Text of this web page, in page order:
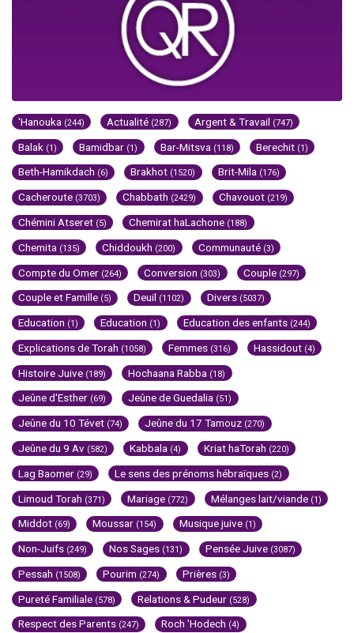
'Hanouka (244) Actualité (287) Argent & Travail (747)
Balak (1) Bamidbar (1) Bar-Mitsva (118) Berechit (1)
Beth-Hamikdach (6) Brakhot (1520) Brit-Mila (176)
Cacheroute (3703) Chabbath (2429) Chavouot (219)
Chémini Atseret (5) Chemirat haLachone (188)
Chemita (135) Chiddoukh (200) Communauté (3)
Compte du Omer (264) Conversion (303) Couple (297)
Couple et Famille (5) Deuil (1102) Divers (5037)
Education (1) Education (1) Education des enfants (244)
Explications de Torah (1058) Femmes (316) Hassidout (4)
Histoire Juive (189) Hochaana Rabba (18)
Jeûne d'Esther (69) Jeûne de Guedalia (51)
Jeûne du 10 Tévet (74) Jeûne du 17 Tamouz (270)
Jeûne du 9 Av (582) Kabbala (4) Kriat haTorah (220)
Lag Baomer (29) Le sens des prénoms hébraïques (2)
Limoud Torah (371) Mariage (772) Mélanges lait/viande (1)
Middot (69) Moussar (154) Musique juive (1)
Non-Juifs (249) Nos Sages (131) Pensée Juive (3087)
Pessah (1508) Pourim (274) Prières (3)
Pureté Familiale (578) Relations & Pudeur (528)
Respect des Parents (247) Roch 'Hodech (4)